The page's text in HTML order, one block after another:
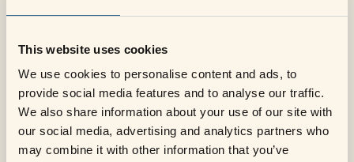
This website uses cookies
We use cookies to personalise content and ads, to
provide social media features and to analyse our traffic.
We also share information about your use of our site with
our social media, advertising and analytics partners who
may combine it with other information that you’ve
och framåtsträvande. Allt detta ryms i den nya
marknadsförare på Ölands turismorganisation.
Wilson Creative har under hela processen fört en nära
dialog med Ölands Turismorganisation för att få fram
rätt känsla i profilen, både när det gäller logga,
färgpalett och typsnitt. Totalt har den grafiska